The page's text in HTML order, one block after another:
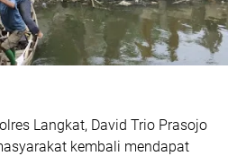
Langkat, David Trio Prasojo
kembali mendapat